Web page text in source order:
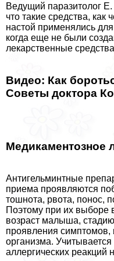
Ведущий паразитолог
что такие средства,
настой применялись
когда еще не были
лекарственные
Видео: Как
Советы доктора
Медикаментозное
Антигельминтные
приема проявляются
тошнота, рвота, понос,
Поэтому при их выборе
возраст малыша,
проявления симптомов,
организма.
аллергических реакций